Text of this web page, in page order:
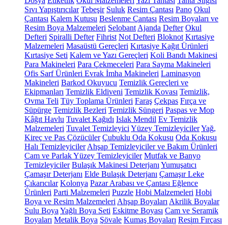
Sıvı Yapıştırıcılar Tebeşir Suluk Resim Çantası Pano Okul
Çantası Kalem Kutusu Beslenme Çantası Resim Boyaları ve
Resim Boya Malzemeleri Selobant Ajanda Defter Okul
Defteri Spiralli Defter Fihrist Not Defteri Bloknot Kırtasiye
Malzemeleri Masaüstü Gereçleri Kırtasiye Kağıt Ürünleri
Kırtasiye Seti Kalem ve Yazı Gereçleri Koli Bandı Makinesi
Para Makineleri Para Çekmeceleri Para Sayma Makineleri
Ofis Sarf Ürünleri Evrak İmha Makineleri Laminasyon
Makineleri Barkod Okuyucu Temizlik Gereçleri ve
Ekipmanları Temizlik Eldiveni Temizlik Kovası Temizlik,
Ovma Teli Tüy Toplama Ürünleri Faraş Çekpas Fırça ve
Süpürge Temizlik Bezleri Temizlik Süngeri Paspas ve Mop
Kâğıt Havlu Tuvalet Kağıdı Islak Mendil Ev Temizlik
Malzemeleri Tuvalet Temizleyici Yüzey TemizleyicilerYağ,
Kireç ve Pas Çözücüler Çubuklu Oda Kokusu Oda Kokusu
Halı Temizleyiciler Ahşap Temizleyiciler ve Bakım Ürünleri
Cam ve Parlak Yüzey Temizleyiciler Mutfak ve Banyo
Temizleyiciler Bulaşık Makinesi Deterjanı Yumuşatıcı
Çamaşır Deterjanı Elde Bulaşık Deterjanı Çamaşır Leke
Çıkarıcılar Kolonya Pazar Arabası ve Çantası Eğlence
Ürünleri Parti Malzemeleri Puzzle Hobi Malzemeleri Hobi
Boya ve Resim Malzemeleri Ahşap Boyaları Akrilik Boyalar
Sulu Boya Yağlı Boya Seti Eskitme Boyası Cam ve Seramik
Boyaları Metalik Boya Şövale Kumaş Boyaları Resim Fırçası